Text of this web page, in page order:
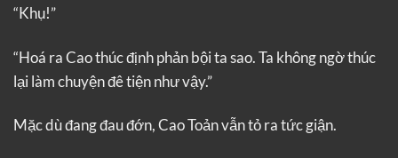
“Khụ!”
“Hoá ra Cao thúc định phản bội ta sao. Ta không ngờ thúc
lại làm chuyện đê tiện như vậy.”
Mặc dù đang đau đớn, Cao Toản vẫn tỏ ra tức giận.